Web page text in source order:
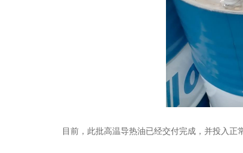
目前，此批高温导热油已经交付完成，并投入正